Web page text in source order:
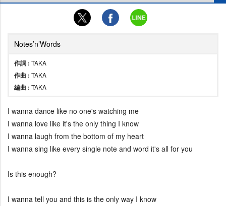
t
Notes’n’Words
作詞 : TAKA
作曲 : TAKA
編曲 : TAKA
I wanna dance like no one's watching me
I wanna love like it's the only thing I know
I wanna laugh from the bottom of my heart
I wanna sing like every single note and word it's all for you
Is this enough?
I wanna tell you and this is the only way I know